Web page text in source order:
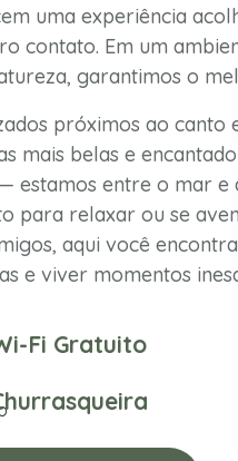
uma experiência
contato. Em um
garantimos o
próximos ao canto
mais belas e
estamos entre o mar e
para relaxar ou se
aqui você
e viver momentos
Fi Gratuito